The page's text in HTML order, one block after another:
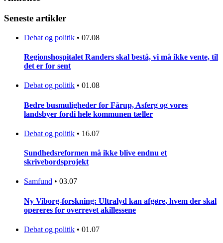
Seneste artikler
Debat og politik • 07.08
Regionshospitalet Randers skal bestå, vi må ikke vente, til
det er for sent
Debat og politik • 01.08
Bedre busmuligheder for Fårup, Asferg og vores
landsbyer fordi hele kommunen tæller
Debat og politik • 16.07
Sundhedsreformen må ikke blive endnu et
skrivebordsprojekt
Samfund • 03.07
Ny Viborg-forskning: Ultralyd kan afgøre, hvem der skal
opereres for overrevet akillessene
Debat og politik • 01.07